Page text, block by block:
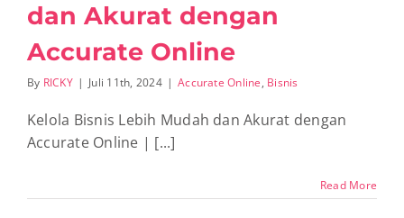
dan Akurat dengan
Accurate Online
By RICKY | Juli 11th, 2024 | Accurate Online, Bisnis
Kelola Bisnis Lebih Mudah dan Akurat dengan
Accurate Online | [...]
Read More